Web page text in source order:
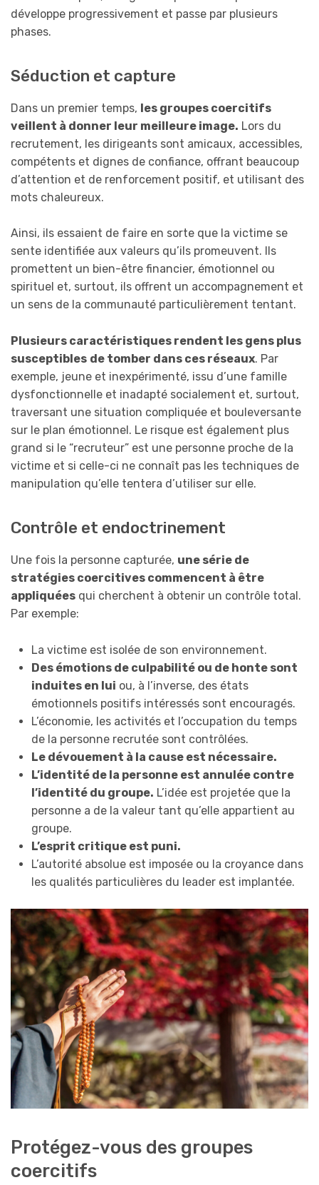
développe progressivement et passe par plusieurs
phases.
Séduction et capture
Dans un premier temps, les groupes coercitifs
veillent à donner leur meilleure image. Lors du
recrutement, les dirigeants sont amicaux, accessibles,
compétents et dignes de confiance, offrant beaucoup
d’attention et de renforcement positif, et utilisant des
mots chaleureux.
Ainsi, ils essaient de faire en sorte que la victime se
sente identifiée aux valeurs qu’ils promeuvent. Ils
promettent un bien-être financier, émotionnel ou
spirituel et, surtout, ils offrent un accompagnement et
un sens de la communauté particulièrement tentant.
Plusieurs caractéristiques rendent les gens plus
susceptibles de tomber dans ces réseaux. Par
exemple, jeune et inexpérimenté, issu d’une famille
dysfonctionnelle et inadapté socialement et, surtout,
traversant une situation compliquée et bouleversante
sur le plan émotionnel. Le risque est également plus
grand si le “recruteur” est une personne proche de la
victime et si celle-ci ne connaît pas les techniques de
manipulation qu’elle tentera d’utiliser sur elle.
Contrôle et endoctrinement
Une fois la personne capturée, une série de
stratégies coercitives commencent à être
appliquées qui cherchent à obtenir un contrôle total.
Par exemple:
La victime est isolée de son environnement.
Des émotions de culpabilité ou de honte sont
induites en lui ou, à l’inverse, des états
émotionnels positifs intéressés sont encouragés.
L’économie, les activités et l’occupation du temps
de la personne recrutée sont contrôlées.
Le dévouement à la cause est nécessaire.
L’identité de la personne est annulée contre
l’identité du groupe. L’idée est projetée que la
personne a de la valeur tant qu’elle appartient au
groupe.
L’esprit critique est puni.
L’autorité absolue est imposée ou la croyance dans
les qualités particulières du leader est implantée.
Protégez-vous des groupes
coercitifs